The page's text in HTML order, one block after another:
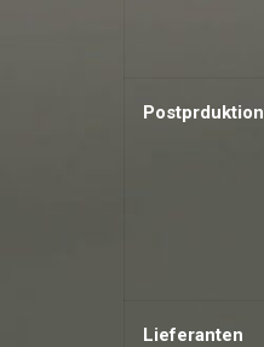
Postprduktion
Lieferanten